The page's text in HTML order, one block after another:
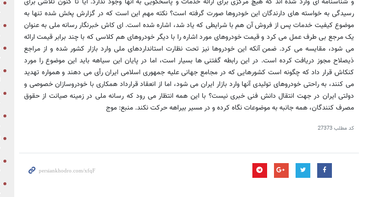
رسیدگی به خواسته های دارندگان این خودروها صورت گرفته است؟ نکته مهم این است که در گزارش پخش شده تنها به
موضوع کیفیت خدمات پس از فروش آن هم با شرایطی که یاد شد، اشاره شده است. ای کاش خبرنگار رسانه ملی به عنوان
یک مرجع بی طرف عمل می کرد و قیمت خودروهای مورد اشاره را با دیگر خودروهای هم کلاسی که با چند برابر قیمت ارائه
می شود، مقایسه می کرد. ضمن آنکه این خودروها نیز تحت نظارت استانداردهای ملی وارد بازار کشور شده و از مراجع
ذیصلاح مجوز دریافت کرده است. در این رابطه گفتنی ها بسیار است، اما در پایان این سیاهه باید این موضوع را مورد
کنکاش قرار داد که چگونه است کشورهایی که در مجامع جهانی علیه جمهوری اسلامی ایران رأی می دهند و همواره تهدید
می کنند، به راحتی خودروهای تولیدی آنها وارد بازار ایران می شود، اما از انعقاد قرارداد همکاری با خودروسازان خصوصی و
دولتی ایران در جهت انتقال دانش فنی خبری نیست؟ با این همه انتظار می رود که رسانه ملی در زمینه صیانت از حقوق
مصرف کنندگان، همه جانبه به موضوعات نگاه کرده و در مسیر بیراهه حرکت نکند. منبع: موج
کد مطلب27373